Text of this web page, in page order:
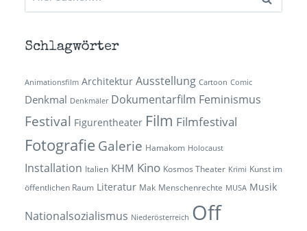
nach:
Schlagwörter
Animationsfilm Architektur Ausstellung Cartoon Comic
Denkmal Denkmäler Dokumentarfilm Feminismus
Festival Figurentheater Film Filmfestival
Fotografie Galerie Hamakom Holocaust
Installation Italien KHM Kino Kosmos Theater Krimi Kunst im
öffentlichen Raum Literatur Mak Menschenrechte MUSA Musik
Nationalsozialismus Niederösterreich Off